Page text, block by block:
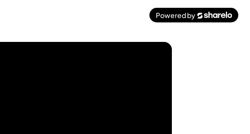
Powered by
Sharelo